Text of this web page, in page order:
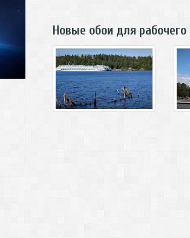
Новые обои для рабочего